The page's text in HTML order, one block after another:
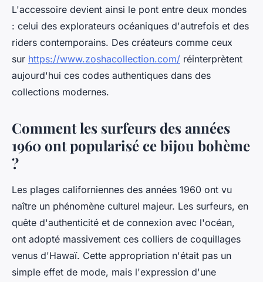
L'accessoire devient ainsi le pont entre deux mondes
: celui des explorateurs océaniques d'autrefois et des
riders contemporains. Des créateurs comme ceux
sur https://www.zoshacollection.com/ réinterprètent
aujourd'hui ces codes authentiques dans des
collections modernes.
Comment les surfeurs des années
1960 ont popularisé ce bijou bohème
?
Les plages californiennes des années 1960 ont vu
naître un phénomène culturel majeur. Les surfeurs, en
quête d'authenticité et de connexion avec l'océan,
ont adopté massivement ces colliers de coquillages
venus d'Hawaï. Cette appropriation n'était pas un
simple effet de mode, mais l'expression d'une